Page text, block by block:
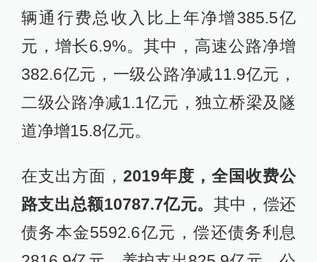
辆通行费总收入比上年净增385.5亿
元，增长6.9%。其中，高速公路净增
382.6亿元，一级公路净减11.9亿元，
二级公路净减1.1亿元，独立桥梁及隧
道净增15.8亿元。
在支出方面， 2019年度，全国收费公
路支出总额10787.7亿元。 其中，偿还
债务本金5592.6亿元，偿还债务利息